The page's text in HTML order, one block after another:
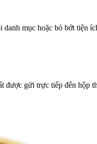
mục hoặc bỏ bớt tiện
được gửi trực tiếp đến hộp